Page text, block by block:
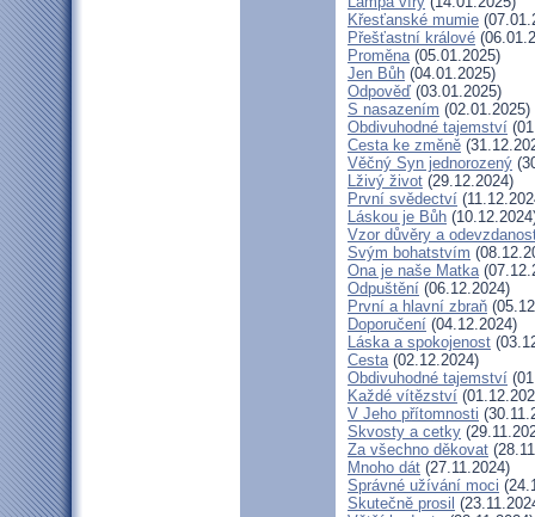
Křesťanské mumie
Přešťastní králové
Proměna(05.01.2025)
Jen Bůh (04.01.2025)
Odpověď (03.01.2025)
S nasazením (02.01.2025)
Obdivuhodné tajemství
Cesta ke změně
Věčný Syn jednorozený
Lživý život (29.12.2024)
První svědectví
Láskou je Bůh
Vzor důvěry a
Svým bohatstvím
Ona je naše Matka
Odpuštění (06.12.2024)
První a hlavní zbraň
Doporučení (04.12.2024)
Láska a spokojenost
Cesta(02.12.2024)
Obdivuhodné tajemství
Každé vítězství
V Jeho přítomnosti
Skvosty a cetky
Za všechno děkovat
Mnoho dát (27.11.2024)
Správné užívání moci
Skutečně prosil